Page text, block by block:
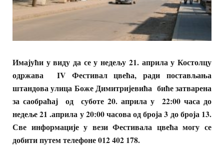
Имајући у виду да се у недељу 21. априла у Костолцу
одржава IV Фестивал цвећа, ради постављања
штандова улица Боже Димитријевића биће затварена
за саобраћај од суботе 20. априла у 22:00 часа до
недеље 21 .априла у 20:00 часова од броја 3 до броја 13.
Све информације у вези Фестивала цвећа могу се
добити путем телефоне 012 402 178.